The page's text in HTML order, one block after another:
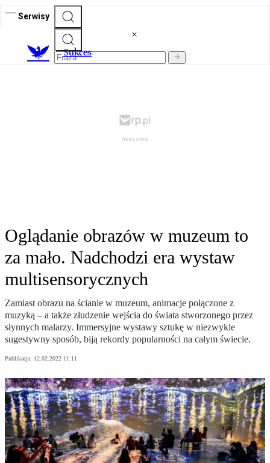
Serwisy
Sukces
Oglądanie obrazów w muzeum to
za mało. Nadchodzi era wystaw
multisensorycznych
Zamiast obrazu na ścianie w muzeum, animacje połączone z
muzyką – a także złudzenie wejścia do świata stworzonego przez
słynnych malarzy. Immersyjne wystawy sztukę w niezwykle
sugestywny sposób, biją rekordy popularności na całym świecie.
Publikacja: 12.02.2022 11:11